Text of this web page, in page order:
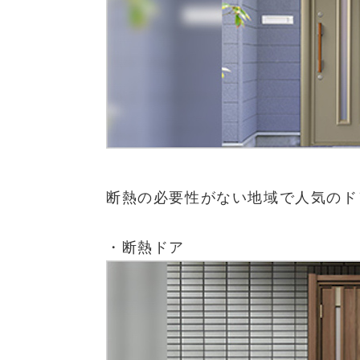
断熱の必要性がない地域で人気の
・断熱ドア